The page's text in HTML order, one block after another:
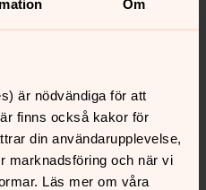
Om
är nödvändiga för att
finns också kakor för
din användarupplevelse,
marknadsföring och när vi
Läs mer om våra
för förtidsröstning var du
ditt röstkort och id-